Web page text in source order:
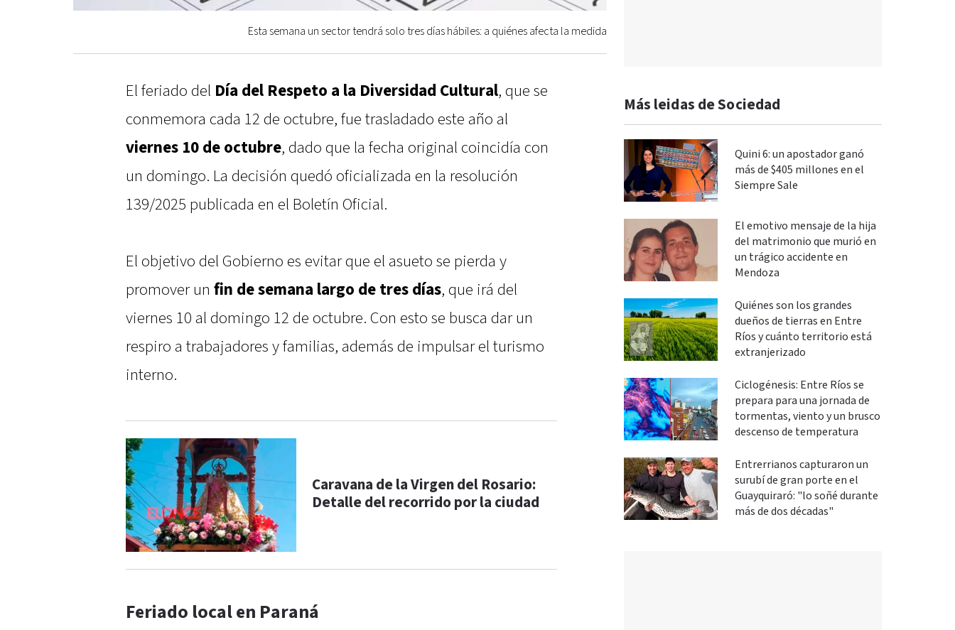
Esta semana un sector tendrá solo tres días hábiles: a quiénes afecta la medida
El feriado del Día del Respeto a la Diversidad Cultural, que se
conmemora cada 12 de octubre, fue trasladado este año al
viernes 10 de octubre, dado que la fecha original coincidía con
un domingo. La decisión quedó oficializada en la resolución
139/2025 publicada en el Boletín Oficial.
El objetivo del Gobierno es evitar que el asueto se pierda y
promover un fin de semana largo de tres días, que irá del
viernes 10 al domingo 12 de octubre. Con esto se busca dar un
respiro a trabajadores y familias, además de impulsar el turismo
interno.
Caravana de la Virgen del Rosario:
Detalle del recorrido por la ciudad
Feriado local en Paraná
Más leidas de Sociedad
Quini 6: un apostador ganó
más de $405 millones en el
Siempre Sale
El emotivo mensaje de la hija
del matrimonio que murió en
un trágico accidente en
Mendoza
Quiénes son los grandes
dueños de tierras en Entre
Ríos y cuánto territorio está
extranjerizado
Ciclogénesis: Entre Ríos se
prepara para una jornada de
tormentas, viento y un brusco
descenso de temperatura
Entrerrianos capturaron un
surubí de gran porte en el
Guayquiraró: "lo soñé durante
más de dos décadas"